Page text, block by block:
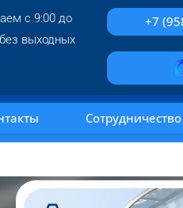
с 9:00 до
выходных
+7
Сотрудничество